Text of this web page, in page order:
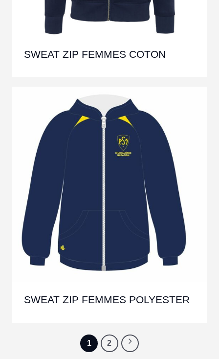
SWEAT ZIP FEMMES COTON
SWEAT ZIP FEMMES POLYESTER
1 2